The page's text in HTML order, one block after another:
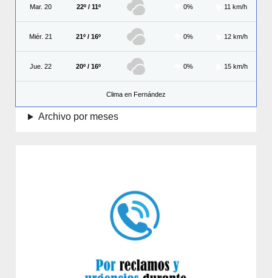
Mar. 20 22º / 11º 0% 11 km/h
Miér. 21 21º / 16º 0% 12 km/h
Jue. 22 20º / 16º 0% 15 km/h
Clima en Fernández
Archivo por meses